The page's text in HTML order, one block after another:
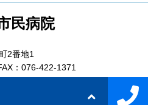
民病院
2番地1
： 076-422-1371